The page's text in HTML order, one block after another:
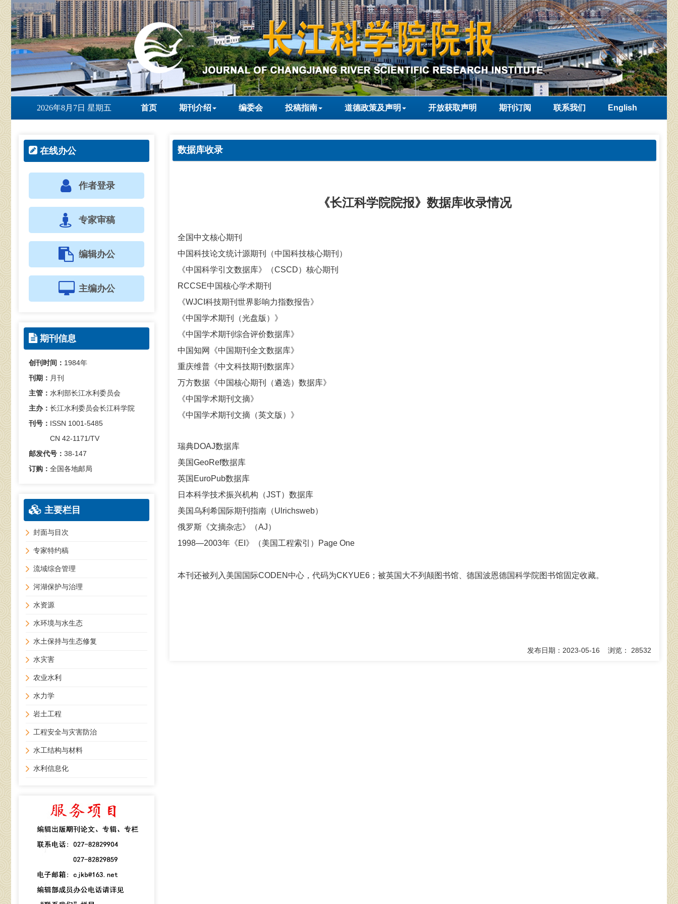
2026年8月7日 星期五 首页 期刊介绍 编委会 投稿指南 道德政策及声明 开放获取声明 期刊订阅 联系我们 English
数据库收录
《长江科学院院报》数据库收录情况
全国中文核心期刊
中国科技论文统计源期刊（中国科技核心期刊）
《中国科学引文数据库》（CSCD）核心期刊
RCCSE中国核心学术期刊
《WJCI科技期刊世界影响力指数报告》
《中国学术期刊（光盘版）》
《中国学术期刊综合评价数据库》
中国知网《中国期刊全文数据库》
重庆维普《中文科技期刊数据库》
万方数据《中国核心期刊（遴选）数据库》
《中国学术期刊文摘》
《中国学术期刊文摘（英文版）》
瑞典DOAJ数据库
美国GeoRef数据库
英国EuroPub数据库
日本科学技术振兴机构 （JST） 数据库
美国乌利希国际期刊指南（Ulrichsweb）
俄罗斯《文摘杂志》
（AJ）
1998—2003年《EI》（美国工程索引）Page One
本刊还被列入美国国际CODEN中心，代码为CKYUE6；被英国大不列颠图书馆、德国波恩德国科学院图书馆固定收藏。
发布日期：2023-05-16 浏览： 28532
在线办公
作者登录
专家审稿
编辑办公
主编办公
期刊信息
创刊时间： 1984年
刊期： 月刊
主管： 水利部长江水利委员会
主办： 长江水利委员会长江科学院
刊号： ISSN 1001-5485
CN 42-1171/TV
邮发代号： 38-147
订购： 全国各地邮局
主要栏目
封面与目次
专家特约稿
流域综合管理
河湖保护与治理
水资源
水环境与水生态
水土保持与生态修复
水灾害
农业水利
水力学
岩土工程
工程安全与灾害防治
水工结构与材料
水利信息化